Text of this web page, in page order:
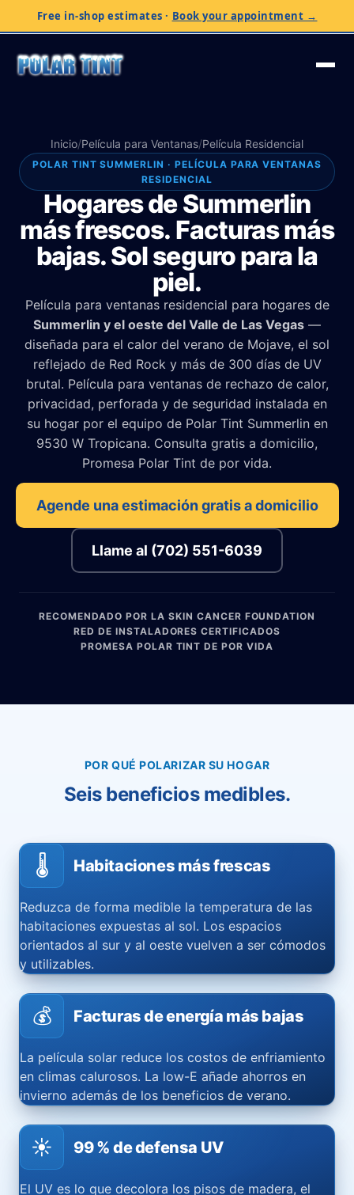
Free in-shop estimates · Book your appointment →
Inicio/Película para Ventanas/Película Residencial
POLAR TINT SUMMERLIN · PELÍCULA PARA VENTANAS
RESIDENCIAL
Hogares de Summerlin
más frescos. Facturas más
bajas. Sol seguro para la
piel.
Película para ventanas residencial para hogares de
Summerlin y el oeste del Valle de Las Vegas —
diseñada para el calor del verano de Mojave, el sol
reflejado de Red Rock y más de 300 días de UV
brutal. Película para ventanas de rechazo de calor,
privacidad, perforada y de seguridad instalada en
su hogar por el equipo de Polar Tint Summerlin en
9530 W Tropicana. Consulta gratis a domicilio,
Promesa Polar Tint de por vida.
Agende una estimación gratis a domicilio
Llame al (702) 551-6039
RECOMENDADO POR LA SKIN CANCER FOUNDATION
RED DE INSTALADORES CERTIFICADOS
PROMESA POLAR TINT DE POR VIDA
POR QUÉ POLARIZAR SU HOGAR
Seis beneficios medibles.
🌡️ Habitaciones más frescas
Reduzca de forma medible la temperatura de las
habitaciones expuestas al sol. Los espacios
orientados al sur y al oeste vuelven a ser cómodos
y utilizables.
💰 Facturas de energía más bajas
La película solar reduce los costos de enfriamiento
en climas calurosos. La low-E añade ahorros en
invierno además de los beneficios de verano.
☀️ 99 % de defensa UV
El UV es lo que decolora los pisos de madera, el